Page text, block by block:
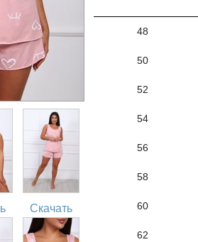
Скачать
48
50
52
54
56
58
60
62